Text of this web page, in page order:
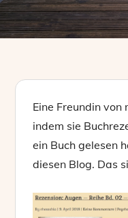
Eine Freundin von
indem sie
ein Buch gelesen
diesen Blog. Das